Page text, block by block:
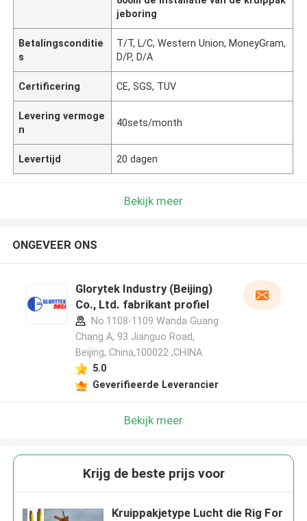
jeboring
Betalingsconditie
s
T/T, L/C, Western Union, MoneyGram,
D/P, D/A
Certificering CE, SGS, TUV
Levering vermoge
n
40sets/month
Levertijd 20 dagen
Bekijk meer
ONGEVEER ONS
Glorytek Industry (Beijing)
Co., Ltd. fabrikant profiel
No.1108-1109 Wanda Guang
Chang A, 93 Jianguo Road,
Beijing, China,100022 ,CHINA
5.0
Geverifieerde Leverancier
Bekijk meer
Krijg de beste prijs voor
Kruippakjetype Lucht die Rig For